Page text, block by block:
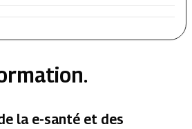
la e-santé et des